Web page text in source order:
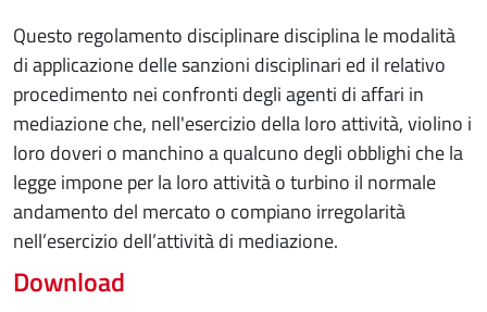
Questo regolamento disciplinare disciplina le modalità
di applicazione delle sanzioni disciplinari ed il relativo
procedimento nei confronti degli agenti di affari in
mediazione che, nell'esercizio della loro attività, violino i
loro doveri o manchino a qualcuno degli obblighi che la
legge impone per la loro attività o turbino il normale
andamento del mercato o compiano irregolarità
nell’esercizio dell’attività di mediazione.
Download